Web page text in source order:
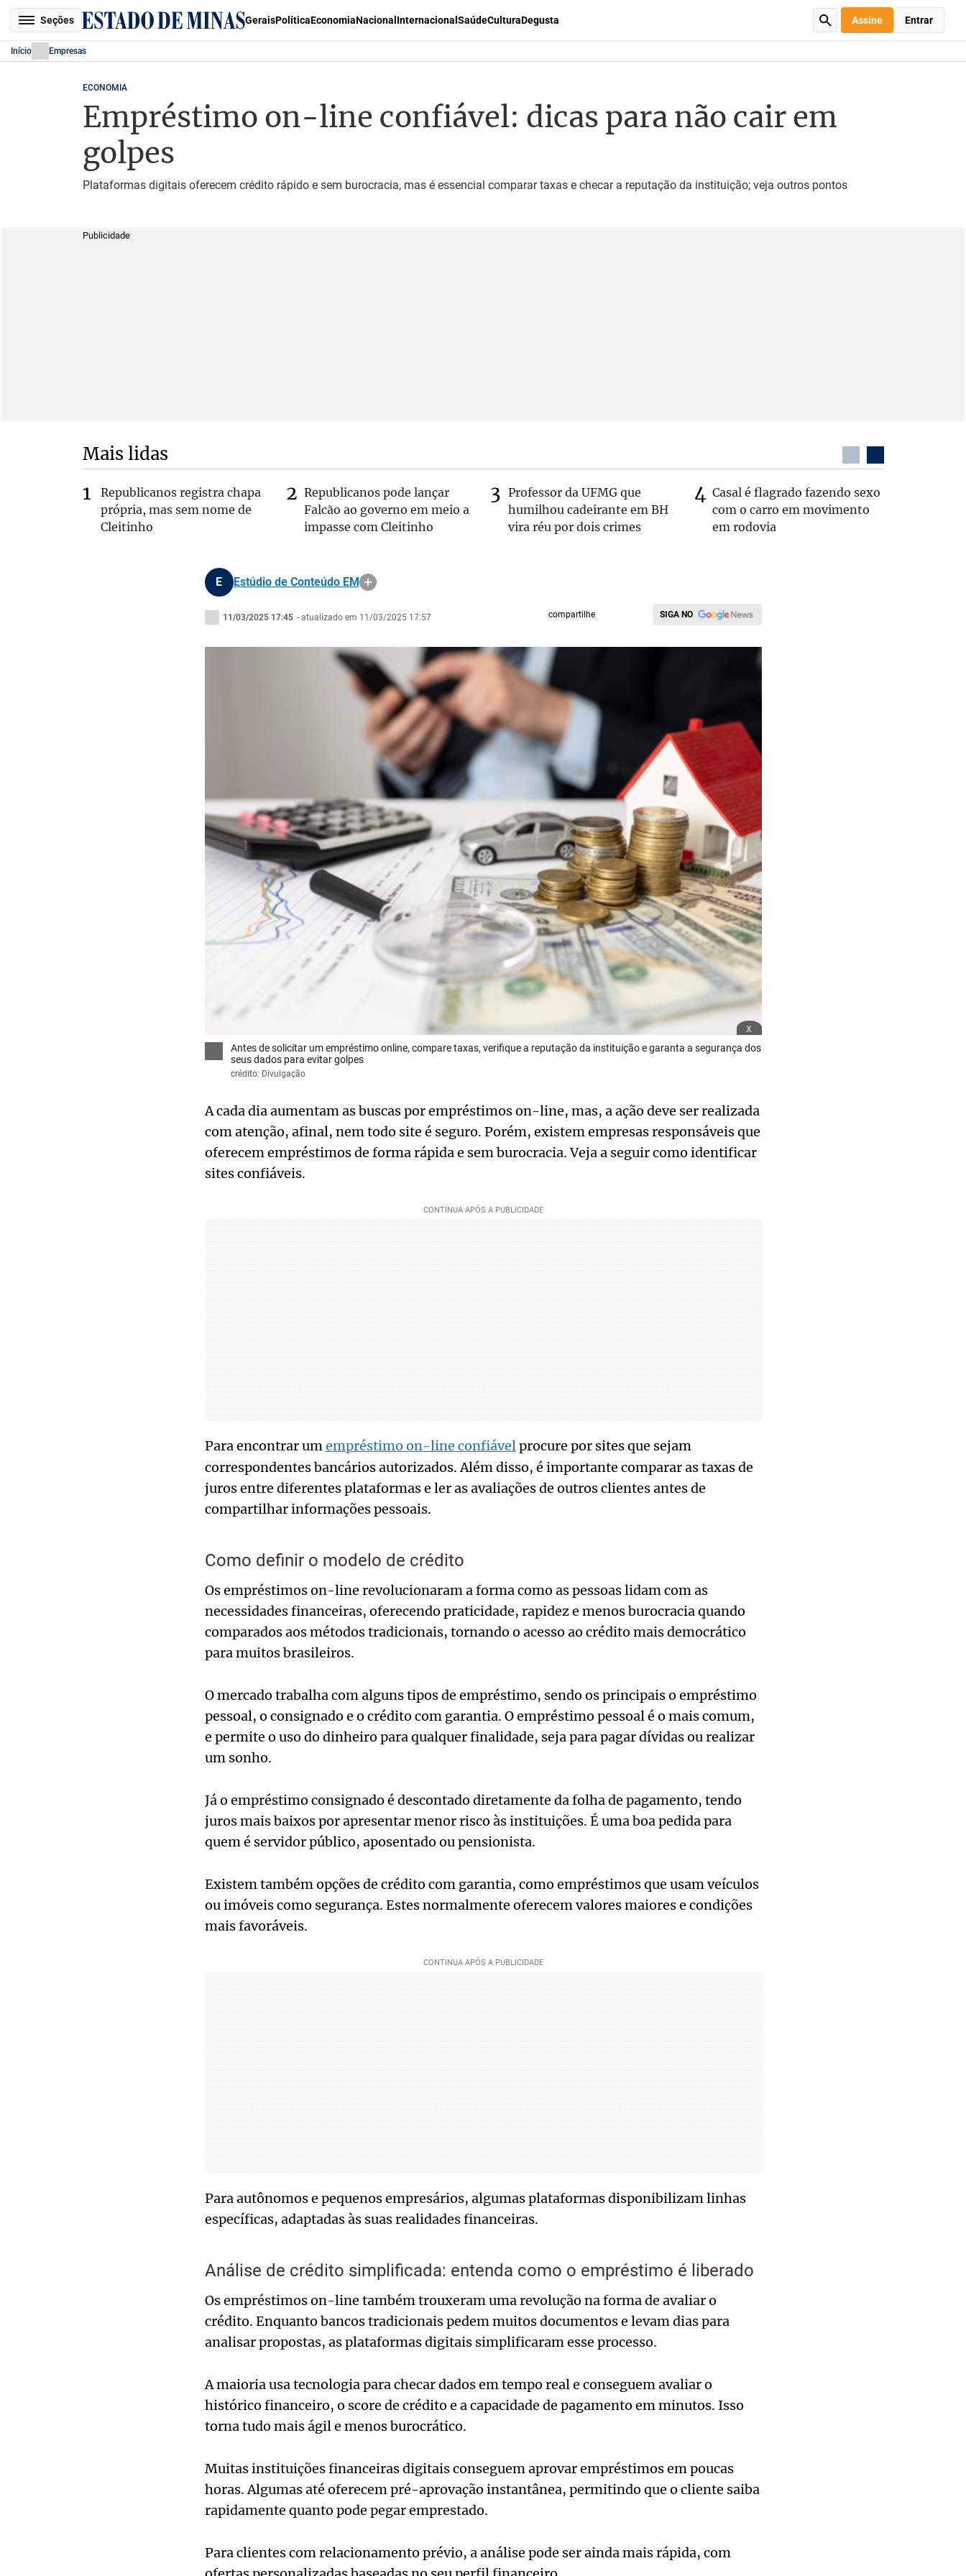
Seções GeraisPolíticaEconomiaNacional Internacional SaúdeCulturaDegusta Assine Entrar
Início Empresas
ECONOMIA
Empréstimo on-line confiável: dicas para não cair em
golpes
Plataformas digitais oferecem crédito rápido e sem burocracia, mas é essencial comparar taxas e checar a reputação da instituição; veja outros pontos
Publicidade
Mais lidas
Republicanos registra chapa
própria, mas sem nome de
Cleitinho
Republicanos pode lançar
Falcão ao governo em meio a
impasse com Cleitinho
Professor da UFMG que
humilhou cadeirante em BH
vira réu por dois crimes
Casal é flagrado fazendo sexo
com o carro em movimento
em rodovia
E Estúdio de Conteúdo EM
11/03/2025 17:45 - atualizado em 11/03/2025 17:57 compartilhe SIGA NO
x
Antes de solicitar um empréstimo online, compare taxas, verifique a reputação da instituição e garanta a segurança dos
seus dados para evitar golpes
crédito: Divulgação
A cada dia aumentam as buscas por empréstimos on-line, mas, a ação deve ser realizada
com atenção, afinal, nem todo site é seguro. Porém, existem empresas responsáveis que
oferecem empréstimos de forma rápida e sem burocracia. Veja a seguir como identificar
sites confiáveis.
Para encontrar umempréstimo on-line confiávelprocure por sites que sejam
correspondentes bancários autorizados. Além disso, é importante comparar as taxas de
juros entre diferentes plataformas e ler as avaliações de outros clientes antes de
compartilhar informações pessoais.
Como definir o modelo de crédito
Os empréstimos on-line revolucionaram a forma como as pessoas lidam com as
necessidades financeiras, oferecendo praticidade, rapidez e menos burocracia quando
comparados aos métodos tradicionais, tornando o acesso ao crédito mais democrático
para muitos brasileiros.
O mercado trabalha com alguns tipos de empréstimo, sendo os principais o empréstimo
pessoal, o consignado e o crédito com garantia. O empréstimo pessoal é o mais comum,
e permite o uso do dinheiro para qualquer finalidade, seja para pagar dívidas ou realizar
um sonho.
Já o empréstimo consignado é descontado diretamente da folha de pagamento, tendo
juros mais baixos por apresentar menor risco às instituições. É uma boa pedida para
quem é servidor público, aposentado ou pensionista.
Existem também opções de crédito com garantia, como empréstimos que usam veículos
ou imóveis como segurança. Estes normalmente oferecem valores maiores e condições
mais favoráveis.
Para autônomos e pequenos empresários, algumas plataformas disponibilizam linhas
específicas, adaptadas às suas realidades financeiras.
Análise de crédito simplificada: entenda como o empréstimo é liberado
Os empréstimos on-line também trouxeram uma revolução na forma de avaliar o
crédito. Enquanto bancos tradicionais pedem muitos documentos e levam dias para
analisar propostas, as plataformas digitais simplificaram esse processo.
A maioria usa tecnologia para checar dados em tempo real e conseguem avaliar o
histórico financeiro, o score de crédito e a capacidade de pagamento em minutos. Isso
torna tudo mais ágil e menos burocrático.
Muitas instituições financeiras digitais conseguem aprovar empréstimos em poucas
horas. Algumas até oferecem pré-aprovação instantânea, permitindo que o cliente saiba
rapidamente quanto pode pegar emprestado.
Para clientes com relacionamento prévio, a análise pode ser ainda mais rápida, com